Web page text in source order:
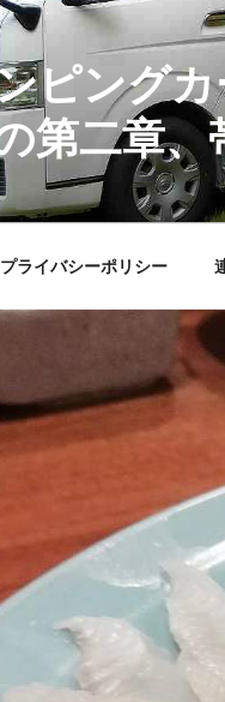
ピング
第二章、
プライバシーポリシー